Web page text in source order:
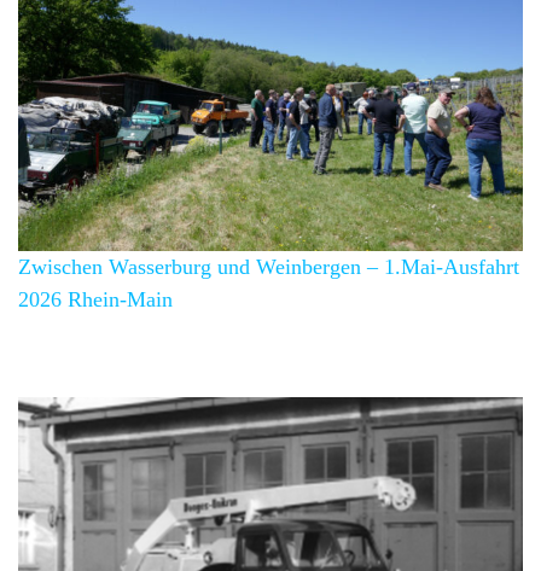
Zwischen Wasserburg und Weinbergen – 1.Mai-Ausfahrt
2026 Rhein-Main